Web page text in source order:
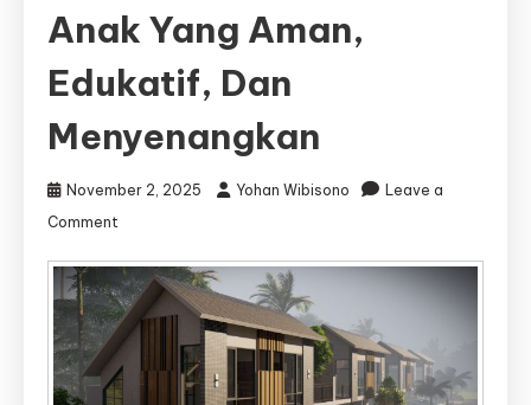
Anak Yang Aman,
Edukatif, Dan
Menyenangkan
November 2, 2025 Yohan Wibisono
Leave a
Comment
Arsitek
Taman
Kanak-
Kanak
Surabaya
—